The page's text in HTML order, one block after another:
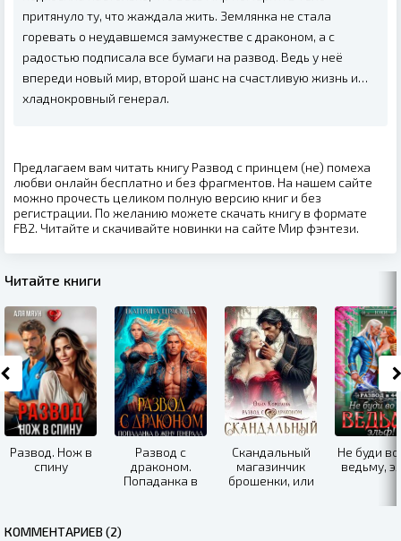
притянуло ту, что жаждала жить. Землянка не стала
горевать о неудавшемся замужестве с драконом, а с
радостью подписала все бумаги на развод. Ведь у неё
впереди новый мир, второй шанс на счастливую жизнь и…
хладнокровный генерал.
Предлагаем вам читать книгу Развод с принцем (не) помеха
любви онлайн бесплатно и без фрагментов. На нашем сайте
можно прочесть целиком полную версию книг и без
регистрации. По желанию можете скачать книгу в формате
FB2. Читайте и скачивайте новинки на сайте Мир фэнтези.
Читайте книги
Развод. Нож в
спину
Развод с
драконом.
Попаданка в
Скандальный
магазинчик
брошенки, или
Не буди
ведьму,
КОММЕНТАРИЕВ (2)